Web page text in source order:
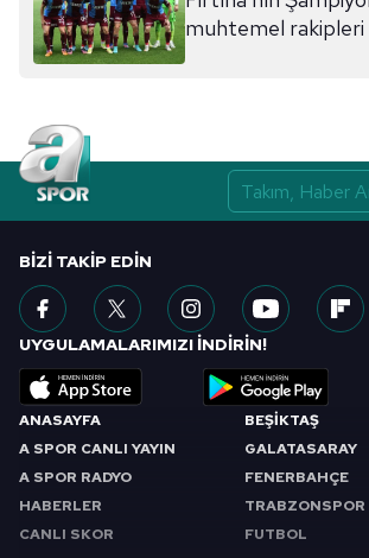
muhtemel rakipleri
ANASAYFA
A SPOR CANLI YAYIN
A SPOR RADYO
HABERLER
CANLI SKOR
BEŞİKTAŞ
GALATASARAY
FENERBAHÇE
TRABZONSPOR
FUTBOL
BIZI TAKIP EDIN
UYGULAMALARIMIZI İNDİRİN!